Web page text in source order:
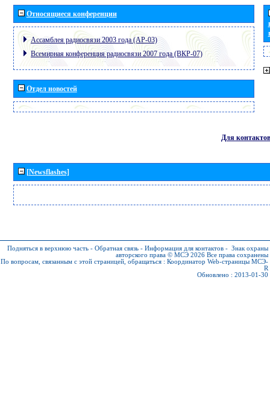
Относящиеся конференции
Ассамблея радиосвязи 2003 года (АР-03)
Всемирная конференция радиосвязи 2007 года (ВКР-07)
Отдел новостей
Для контактов
[Newsflashes]
Подняться в верхнюю часть - Обратная связь - Информация для контактов - Знак охраны
авторского права © МСЭ 2026 Все права сохранены
По вопросам, связанным с этой страницей, обращаться : Координатор Web-страницы МСЭ-
R
Обновлено : 2013-01-30